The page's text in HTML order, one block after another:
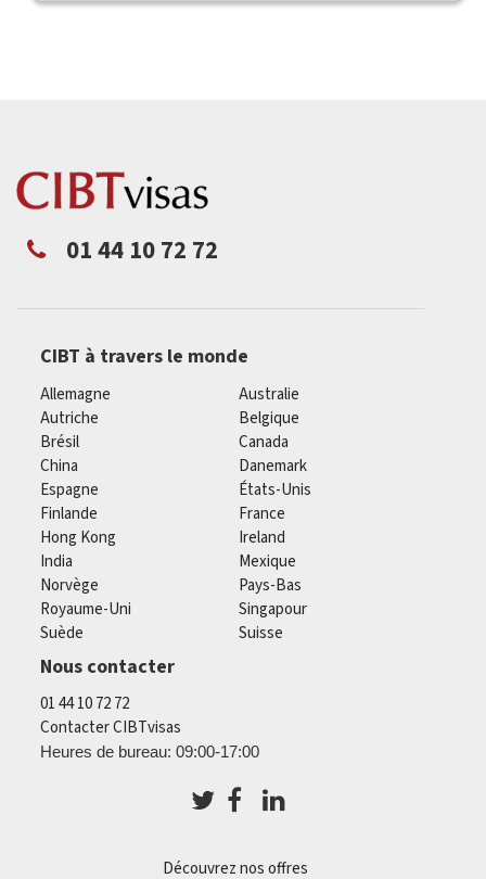
01 44 10 72 72
CIBT à travers le monde
Allemagne
Australie
Autriche
Belgique
Brésil
Canada
China
Danemark
Espagne
États-Unis
Finlande
France
Hong Kong
Ireland
India
Mexique
Norvège
Pays-Bas
Royaume-Uni
Singapour
Suède
Suisse
Nous contacter
01 44 10 72 72
Contacter CIBTvisas
Heures de bureau: 09:00-17:00
Découvrez nos offres